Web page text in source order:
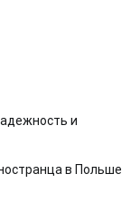
и
в Польше